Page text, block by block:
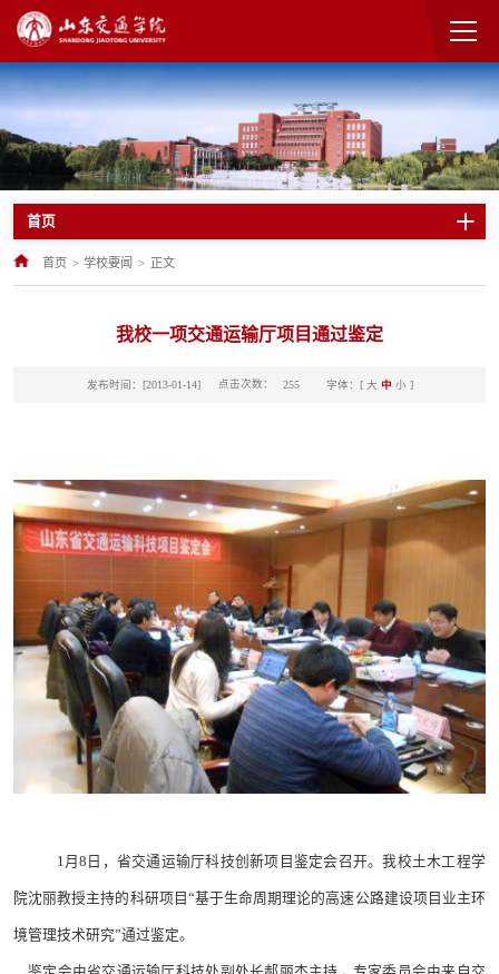
首页
首页 > 学校要闻 > 正文
我校一项交通运输厅项目通过鉴定
发布时间：[2013-01-14] 点击次数： 255 字体：[ 大 中 小]
1月8日，省交通运输厅科技创新项目鉴定会召开。我校土木工程学
院沈丽教授主持的科研项目“基于生命周期理论的高速公路建设项目业主环
境管理技术研究”通过鉴定。